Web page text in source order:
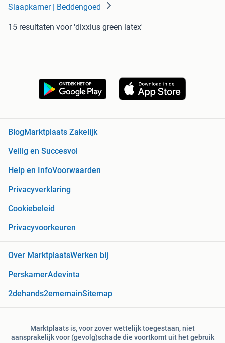
Slaapkamer | Beddengoed
15 resultaten voor 'dixxius green latex'
BlogMarktplaats Zakelijk
Veilig en Succesvol
Help en InfoVoorwaarden
Privacyverklaring
Cookiebeleid
Privacyvoorkeuren
Over MarktplaatsWerken bij
PerskamerAdevinta
2dehands2ememainSitemap
Marktplaats is, voor zover wettelijk toegestaan, niet
aansprakelijk voor (gevolg)schade die voortkomt uit het gebruik